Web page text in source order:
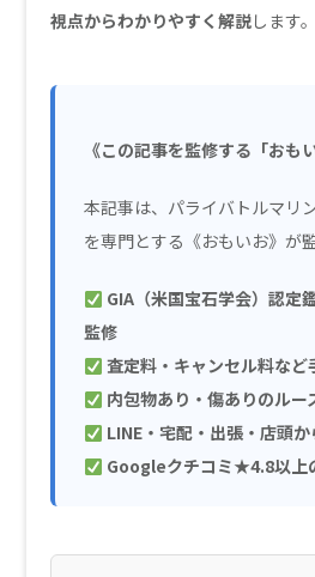
視点からわかりやすく解説します。
《この記事を監修する「おも
本記事は、パライバトルマリ
を専門とする《おもいお》が
GIA（米国宝石学会）認定
監修
査定料・キャンセル料など
内包物あり・傷ありのルー
LINE・宅配・出張・店頭
Googleクチコミ★4.8以上